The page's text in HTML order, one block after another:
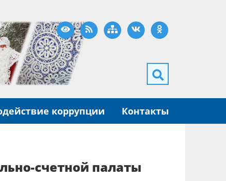
Версия для слабовидящих
RSS Карта сайта
ВКонтактеОдноклассники
коррупции Контакты
счетной палаты